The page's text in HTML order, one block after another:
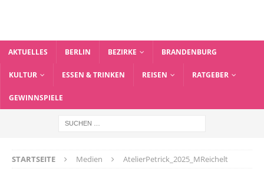
AKTUELLES BERLIN BEZIRKE BRANDENBURG
KULTUR ESSEN & TRINKEN REISEN RATGEBER
GEWINNSPIELE
STARTSEITE Medien AtelierPetrick_2025_MReichelt